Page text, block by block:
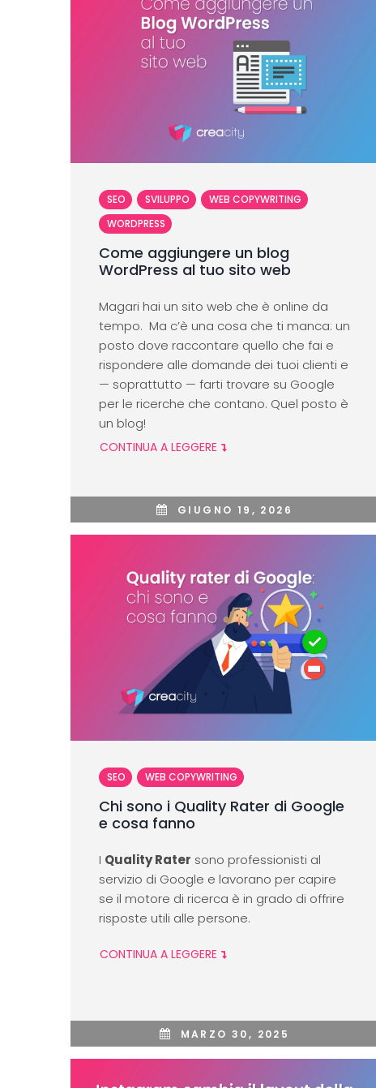
SEO SVILUPPO
WEB COPYWRITING
WORDPRESS
Come aggiungere un blog
WordPress al tuo sito web
Magari hai un sito web che è online da
tempo. Ma c’è una cosa che ti manca: un
posto dove raccontare quello che fai e
rispondere alle domande dei tuoi clienti e
— soprattutto — farti trovare su Google
per le ricerche che contano. Quel posto è
un blog!
CONTINUA A LEGGERE
GIUGNO 19, 2026
SEO WEB COPYWRITING
Chi sono i Quality Rater di Google
e cosa fanno
I Quality Rater sono professionisti al
servizio di Google e lavorano per capire
se il motore di ricerca è in grado di offrire
risposte utili alle persone.
CONTINUA A LEGGERE
MARZO 30, 2025